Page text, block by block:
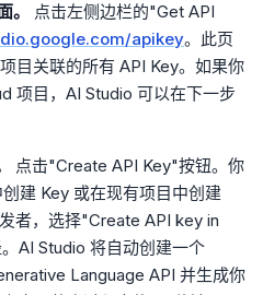
。
点击左侧边栏的"Get API
apikey。此页
目关联的所有 API Key。如果你
项目，AI Studio 可以在下一步
点击"Create API Key"按钮。你
建 Key 或在现有项目中创建
者，选择"Create API key in
AI Studio 将自动创建一个
Language API 并生成你